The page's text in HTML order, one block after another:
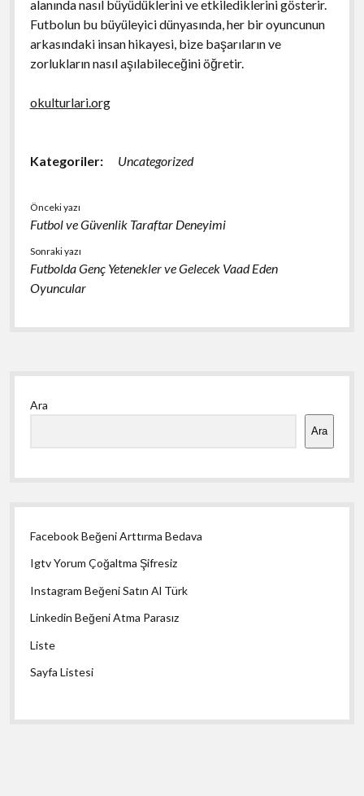
alanında nasıl büyüdüklerini ve etkilediklerini gösterir.
Futbolun bu büyüleyici dünyasında, her bir oyuncunun
arkasındaki insan hikayesi, bize başarıların ve
zorlukların nasıl aşılabileceğini öğretir.
okulturlari.org
Kategoriler: Uncategorized
Önceki yazı
Futbol ve Güvenlik Taraftar Deneyimi
Sonraki yazı
Futbolda Genç Yetenekler ve Gelecek Vaad Eden
Oyuncular
Yan
Menü
Ara
Ara
Facebook Beğeni Arttırma Bedava
Igtv Yorum Çoğaltma Şifresiz
Instagram Beğeni Satın Al Türk
Linkedin Beğeni Atma Parasız
Liste
Sayfa Listesi